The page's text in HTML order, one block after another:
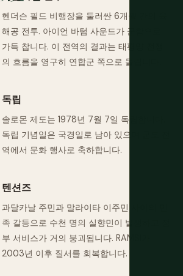
헨더슨 필드 비행장을 둘러싼 6개월 간의 육
해공 전투. 아이언 바텀 사운드가 군함으로
가득 찹니다. 이 전역의 결과는 태평양 전쟁
의 흐름을 영구히 연합군 쪽으로 돌립니다.
독립
솔로몬 제도는 1978년 7월 7일 독립합니다.
독립 기념일은 국경일로 남아 있으며 군도 전
역에서 문화 행사로 축하합니다.
텐션즈
과달카날 주민과 말라이타 이주민 사이의 민
족 갈등으로 수천 명의 실향민이 발생하고 정
부 서비스가 거의 붕괴됩니다. RAMSI가
2003년 이후 질서를 회복합니다.